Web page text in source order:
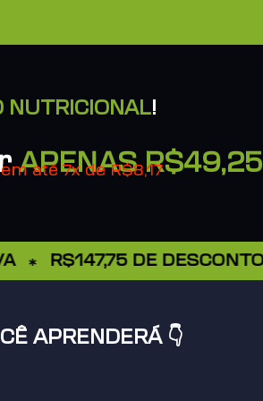
NUTRICIONAL!
APENAS R$49,25
até 7x de R$8,17
R$147,75 DE DESCONTO
APRENDERÁ 👇